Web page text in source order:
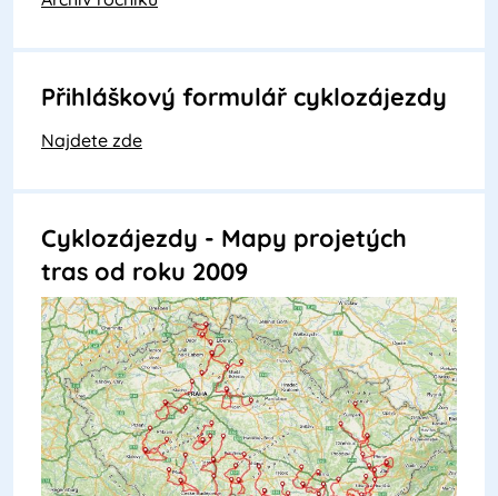
Přihláškový formulář cyklozájezdy
Najdete zde
Cyklozájezdy - Mapy projetých
tras od roku 2009